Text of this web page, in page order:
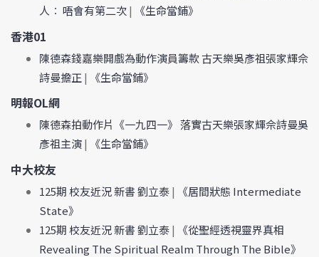
人︰ 唔會有第二次| 《生命當鋪》
香港01
陳德森錢嘉樂開戲為動作演員籌款 古天樂吳彥祖張家輝佘
詩曼擔正 | 《生命當鋪》
明報OL網
陳德森拍動作片《一九四一》 落實古天樂張家輝佘詩曼吳
彥祖主演| 《生命當鋪》
中大校友
125期 校友近況 新書 劉立泰|
《居間狀態 Intermediate
State》
125期 校友近況 新書 劉立泰|
《從聖經透視靈界真相
Revealing The Spiritual Realm Through The Bible》